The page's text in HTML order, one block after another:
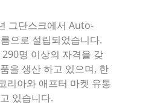
그단스크에서 Auto-
으로 설립되었습니다.
명 이상의 자격을 갖
을 생산 하고 있으며, 한
리아와 애프터 마켓 유통
있습니다.